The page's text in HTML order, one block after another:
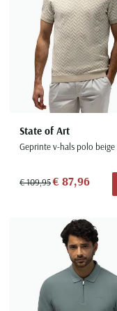
State of Art
€ 109,95€ 87,96